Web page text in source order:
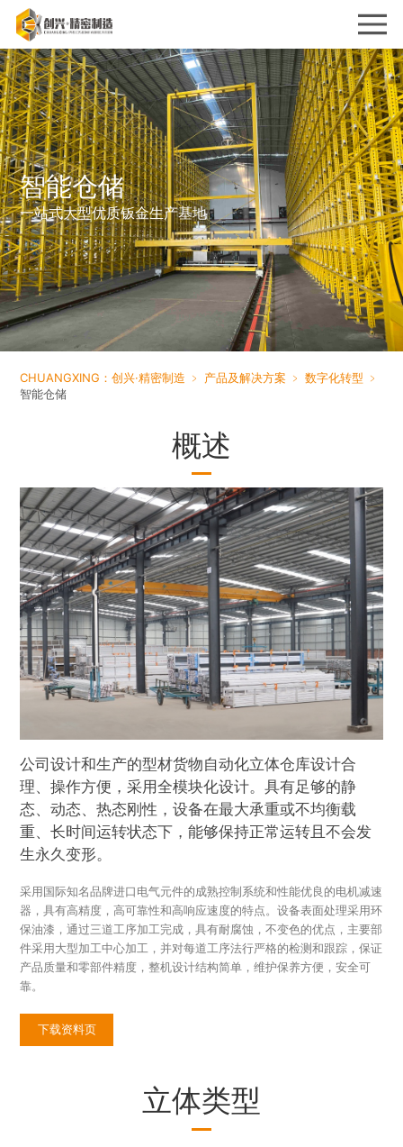
智能仓储
一站式大型优质钣金生产基地
CHUANGXING：创兴·精密制造 ﹥ 产品及解决方案 ﹥数字化转型 ﹥
智能仓储
概述
公司设计和生产的型材货物自动化立体仓库设计合
理、操作方便，采用全模块化设计。具有足够的静
态、动态、热态刚性，设备在最大承重或不均衡载
重、长时间运转状态下，能够保持正常运转且不会发
生永久变形。
采用国际知名品牌进口电气元件的成熟控制系统和性能优良的电机减速
器，具有高精度，高可靠性和高响应速度的特点。设备表面处理采用环
保油漆，通过三道工序加工完成，具有耐腐蚀，不变色的优点，主要部
件采用大型加工中心加工，并对每道工序法行严格的检测和跟踪，保证
产品质量和零部件精度，整机设计结构简单，维护保养方便，安全可
靠。
下载资料页
立体类型